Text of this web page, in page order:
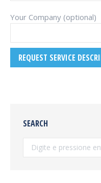
Your Company (optional)
SEARCH
Procurar: